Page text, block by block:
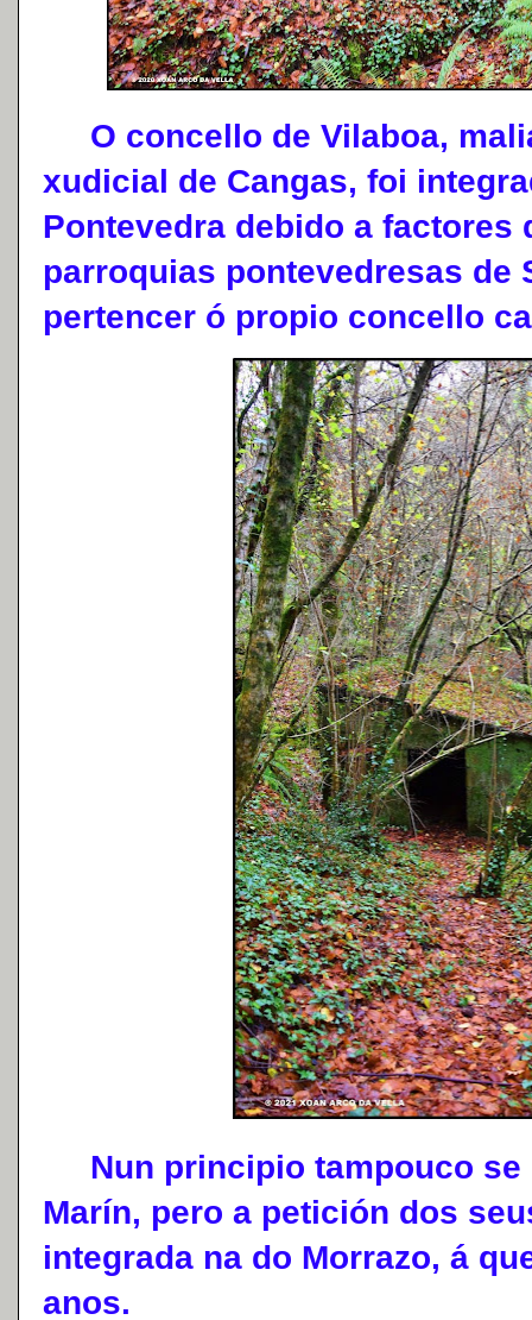
O concello de Vilaboa,
xudicial de Cangas, foi
Pontevedra debido a factores
parroquias pontevedresas de
pertencer ó propio concello
Nun principio tampouco se
Marín, pero a petición dos
integrada na do Morrazo, á
anos.